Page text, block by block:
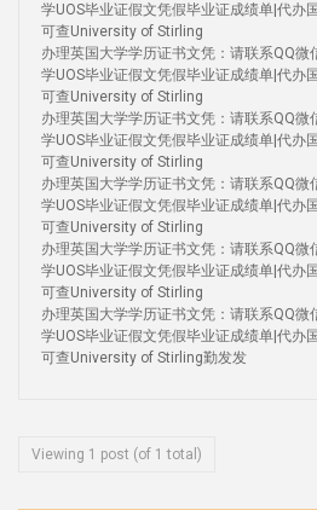
学UOS毕业证假文凭假毕业证成绩单|代办
可查University of Stirling
办理英国大学学历证书文凭：请联系QQ
学UOS毕业证假文凭假毕业证成绩单|代办
可查University of Stirling
办理英国大学学历证书文凭：请联系QQ
学UOS毕业证假文凭假毕业证成绩单|代办
可查University of Stirling
办理英国大学学历证书文凭：请联系QQ
学UOS毕业证假文凭假毕业证成绩单|代办
可查University of Stirling
办理英国大学学历证书文凭：请联系QQ
学UOS毕业证假文凭假毕业证成绩单|代办
可查University of Stirling
办理英国大学学历证书文凭：请联系QQ
学UOS毕业证假文凭假毕业证成绩单|代办
可查University of Stirling勤发发
Viewing 1 post (of 1 total)